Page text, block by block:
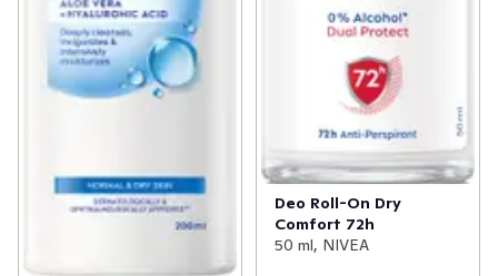
Deo Roll-On Dry
Comfort 72h
50 ml, NIVEA